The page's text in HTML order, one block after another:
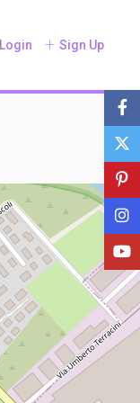
Login Sign Up